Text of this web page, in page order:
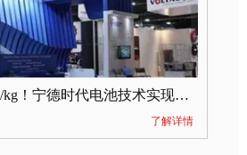
能量密度304Wh/kg！宁德时代电池技术实现突破
了解详情